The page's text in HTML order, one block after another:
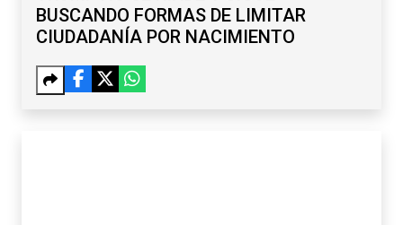
BUSCANDO FORMAS DE LIMITAR
CIUDADANÍA POR NACIMIENTO